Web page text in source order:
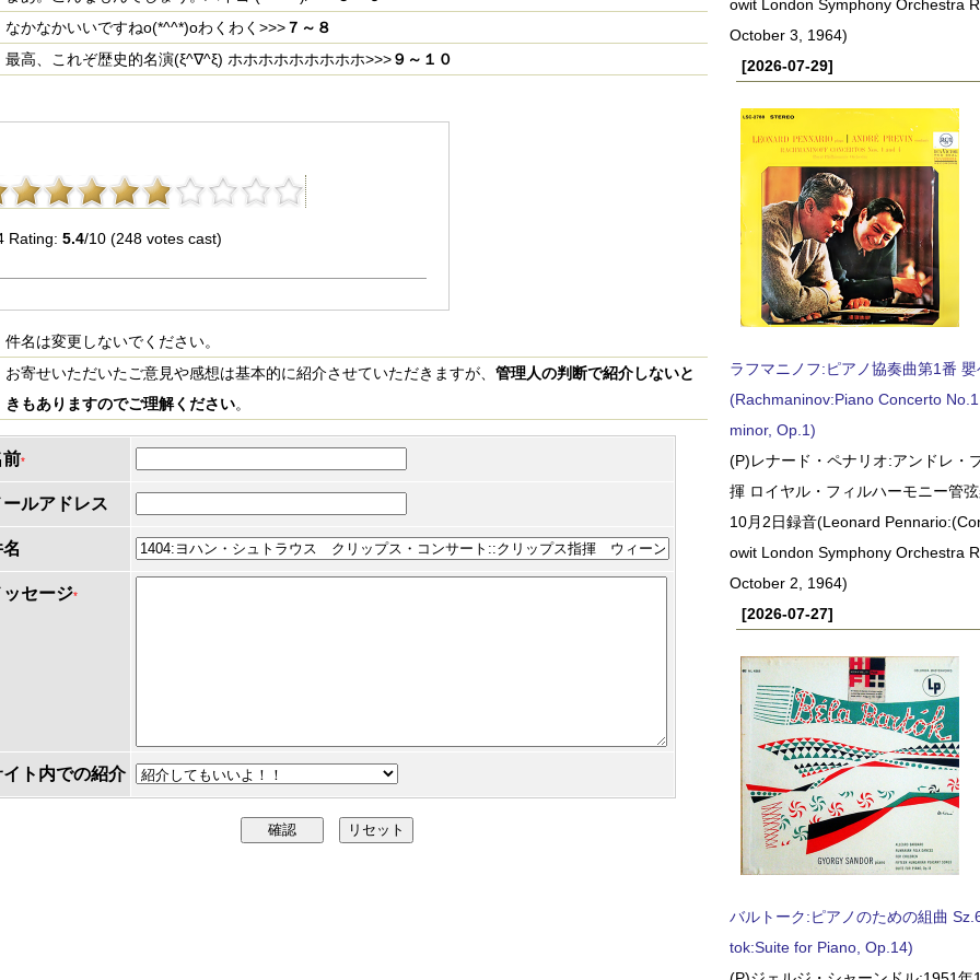
なかなかいいですねo(*^^*)oわくわく>>>７～８
最高、これぞ歴史的名演(ξ^∇^ξ) ホホホホホホホホホ>>>９～１０
Rating: 5.4/10 (248 votes cast)
件名は変更しないでください。
お寄せいただいたご意見や感想は基本的に紹介させていただきますが、 管理人の判断で紹介しないと
きもありますのでご理解ください。
*
ルアドレス
セージ*
ト内での紹介
owit London Symphony Orchestra
October 3, 1964)
[2026-07-29]
ラフマニノフ:ピアノ協奏曲第1番
(Rachmaninov:Piano Concerto
minor, Op.1)
(P)レナード・ペナリオ:アンドレ・
揮 ロイヤル・フィルハーモニー管
10月2日録音(Leonard
owit London Symphony Orchestra
October 2, 1964)
[2026-07-27]
バルトーク:ピアノのための組曲
tok:Suite for Piano, Op.14)